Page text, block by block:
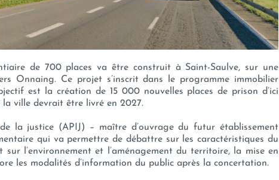
de 700 places va être construit à Saint-Saulve, sur une
Onnaing. Ce projet s’inscrit dans le programme immobilier
est la création de 15 000 nouvelles places de prison d’ici
ville devrait être livré en 2027.
la justice (APIJ) – maître d’ouvrage du futur établissement
qui va permettre de débattre sur les caractéristiques du
sur l’environnement et l’aménagement du territoire, la mise en
les modalités d’information du public après la concertation.